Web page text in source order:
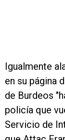
Igualmente
en su página
de Burdeos
policía que
Servicio de